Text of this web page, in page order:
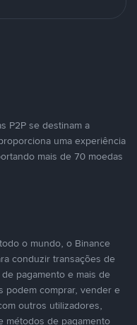
P2P se destinam a
uma experiência
mais de 70 moedas
o mundo, o Binance
conduzir transações de
pagamento e mais de
podem comprar, vender e
outros utilizadores,
métodos de pagamento